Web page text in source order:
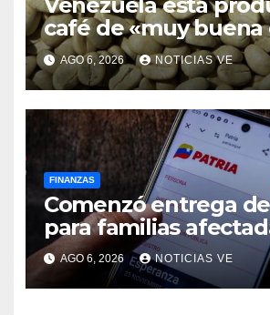
Venezuela está
café de «muy buena
que está siendo
21 países
AGO 6, 2026 NOTICIAS VE
FINANZAS
Comenzó entrega
para familias
los terremotos:
monto
AGO 6, 2026 NOTICIAS VE